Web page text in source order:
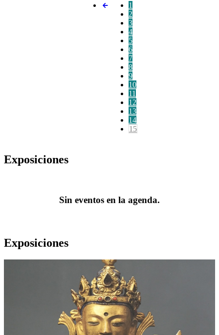
1
2
3
4
5
6
7
8
9
10
11
12
13
14
15
Exposiciones
Sin eventos en la agenda.
Exposiciones